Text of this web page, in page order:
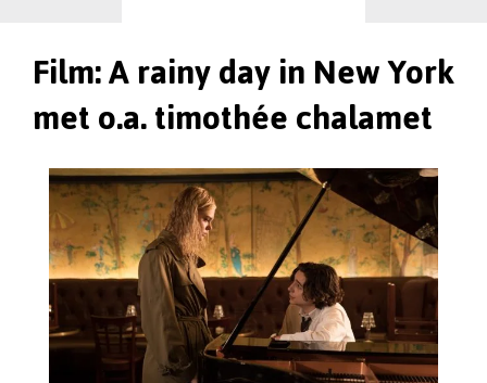
Film: A rainy day in New York
met o.a. timothée chalamet